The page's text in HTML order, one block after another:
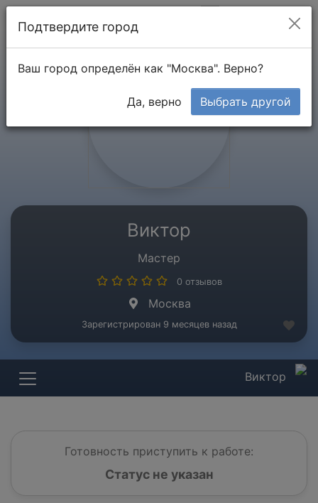
Виктор
Мастер
0 отзывов
Москва
Зарегистрирован 9 месяцев назад
Виктор
Готовность приступить к работе:
Статус не указан
Подтвердите город
Ваш город определён как "Москва". Верно?
Да, верно Выбрать другой